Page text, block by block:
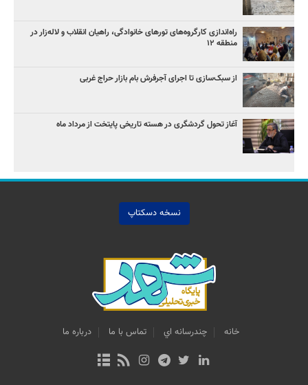
راه‌اندازی کارگروه‌های تورهای خانوادگی، راهیان انقلاب و لاله‌زار در
منطقه ۱۲
از سبک‌سازی تا اجرای آجرفرش بام بازار حراج غربی
آغاز تحول گردشگری در هسته تاریخی پایتخت از مرداد ماه
نسخه دسکتاپ
خانه چندرسانه اي تماس با ما درباره ما